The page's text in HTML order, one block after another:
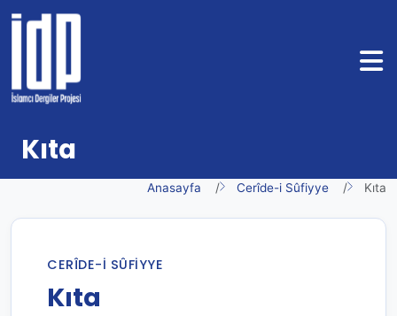
Kıta
Anasayfa Cerîde-i Sûfiyye Kıta
CERÎDE-I SÛFIYYE
Kıta